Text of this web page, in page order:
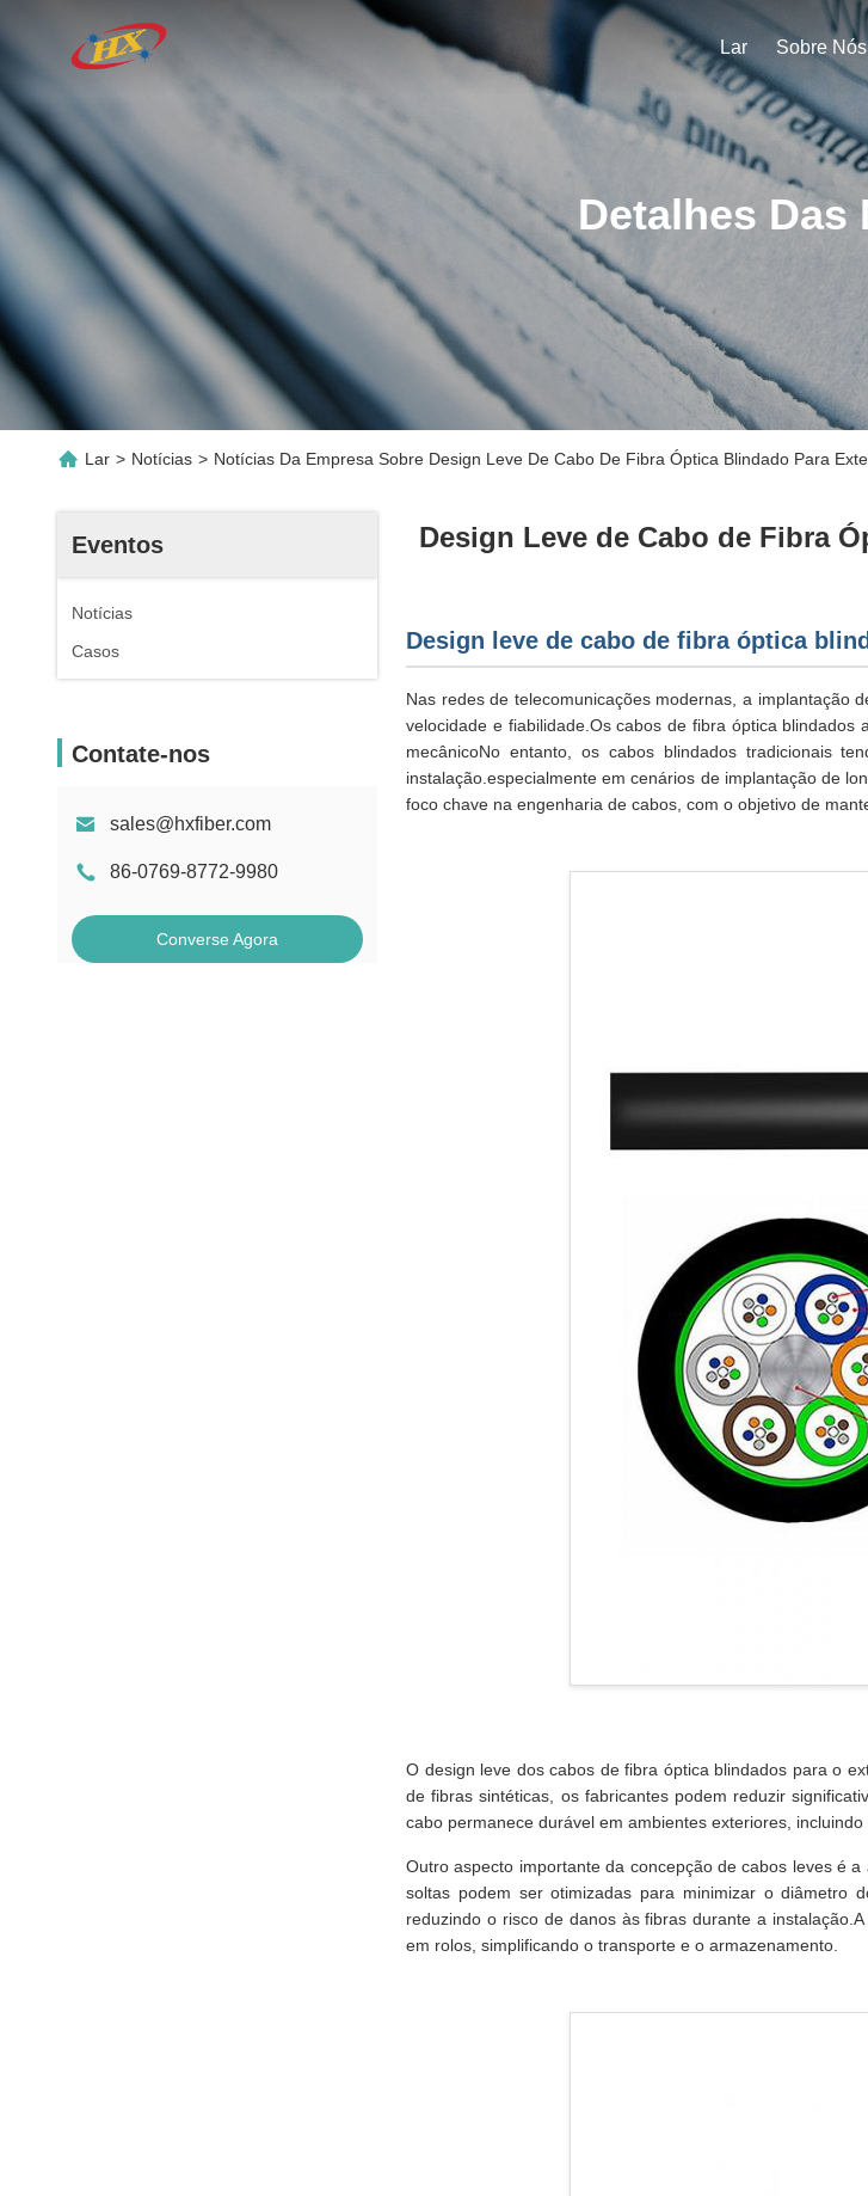
Lar Sobre Nós
Detalhes Das
Lar > Notícias > Notícias Da Empresa Sobre Design Leve De Cabo De Fibra Óptica Blindado Para
Eventos
Notícias
Casos
Contate-nos
sales@hxfiber.com
86-0769-8772-9980
Converse Agora
Design Leve de Cabo de Fibra
Design leve de cabo de fibra óptica
Nas redes de telecomunicações modernas, a implantação
velocidade e fiabilidade.Os cabos de fibra óptica
mecânicoNo entanto, os cabos blindados tradicionais
instalação.especialmente em cenários de implantação de
foco chave na engenharia de cabos, com o objetivo de
O design leve dos cabos de fibra óptica blindados para o
de fibras sintéticas, os fabricantes podem reduzir
cabo permanece durável em ambientes exteriores,
Outro aspecto importante da concepção de cabos leves é
soltas podem ser otimizadas para minimizar o diâmetro
reduzindo o risco de danos às fibras durante a
em rolos, simplificando o transporte e o armazenamento.